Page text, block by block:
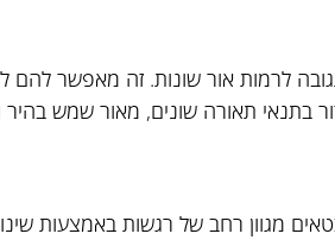
לרמות אור שונות. זה מאפשר להם
בתנאי תאורה שונים, מאור שמש בהיר
מגוון רחב של רגשות באמצעות